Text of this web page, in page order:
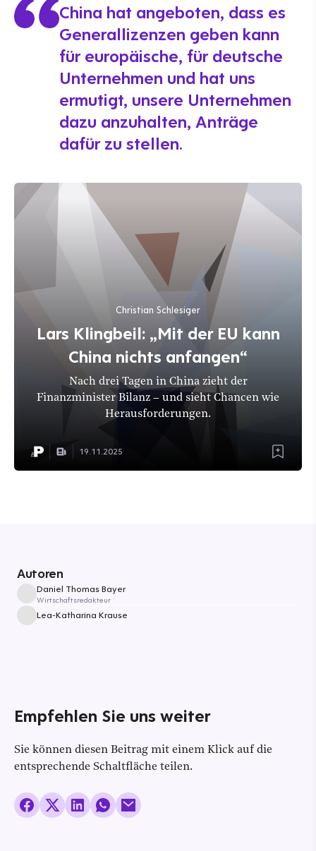
China hat angeboten, dass es
Generallizenzen geben kann
für europäische, für deutsche
Unternehmen und hat uns
ermutigt, unsere Unternehmen
dazu anzuhalten, Anträge
dafür zu stellen.
Christian Schlesiger
Lars Klingbeil: „Mit der EU kann
China nichts anfangen“
Nach drei Tagen in China zieht der
Finanzminister Bilanz – und sieht Chancen wie
Herausforderungen.
19.11.2025
Autoren
Daniel Thomas Bayer
Wirtschaftsredakteur
Lea-Katharina Krause
Empfehlen Sie uns weiter
Sie können diesen Beitrag mit einem Klick auf die
entsprechende Schaltfläche teilen.